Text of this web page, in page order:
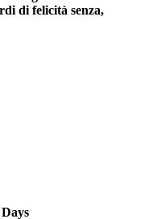
di felicità senza,